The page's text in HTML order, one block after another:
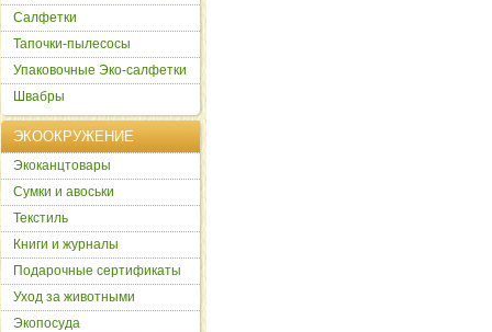
Салфетки
Тапочки-пылесосы
Упаковочные Эко-салфетки
Швабры
ЭКООКРУЖЕНИЕ
Экоканцтовары
Сумки и авоськи
Текстиль
Книги и журналы
Подарочные сертификаты
Уход за животными
Экопосуда